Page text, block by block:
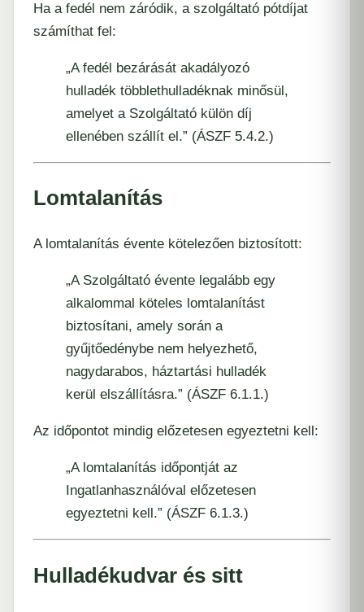
Ha a fedél nem záródik, a szolgáltató pótdíjat
számíthat fel:
„A fedél bezárását akadályozó
hulladék többlethulladéknak minősül,
amelyet a Szolgáltató külön díj
ellenében szállít el.” (ÁSZF 5.4.2.)
Lomtalanítás
A lomtalanítás évente kötelezően biztosított:
„A Szolgáltató évente legalább egy
alkalommal köteles lomtalanítást
biztosítani, amely során a
gyűjtőedénybe nem helyezhető,
nagydarabos, háztartási hulladék
kerül elszállításra.” (ÁSZF 6.1.1.)
Az időpontot mindig előzetesen egyeztetni kell:
„A lomtalanítás időpontját az
Ingatlanhasználóval előzetesen
egyeztetni kell.” (ÁSZF 6.1.3.)
Hulladékudvar és sitt